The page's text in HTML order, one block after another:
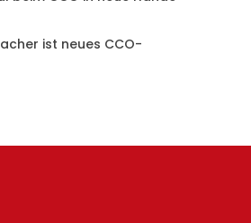
ist neues CCO-